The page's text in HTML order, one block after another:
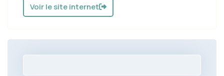
Voir le site internet